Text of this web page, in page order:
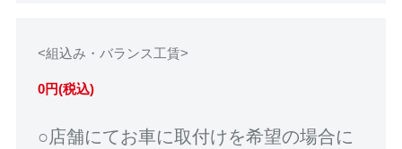
<組込み・バランス工賃>
0円(税込)
○店舗にてお車に取付けを希望の場合に